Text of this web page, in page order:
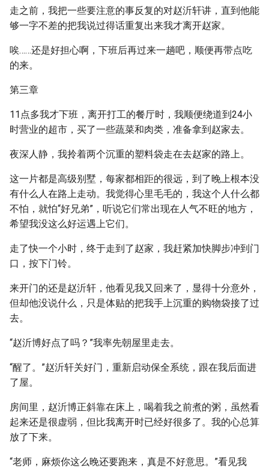
走之前，我把一些要注意的事反复的对赵沂轩讲，直到他能
够一字不差的把我说过得话重复出来我才离开赵家。
唉……还是好担心啊，下班后再过来一趟吧，顺便再带点吃
的来。
第三章
11点多我才下班，离开打工的餐厅时，我顺便绕道到24小
时营业的超市，买了一些蔬菜和肉类，准备拿到赵家去。
夜深人静，我拎着两个沉重的塑料袋走在去赵家的路上。
这一片都是高级别墅，每家都相距的很远，到了晚上根本没
有什么人在路上走动。我觉得心里毛毛的，我这个人什么都
不怕，就怕“好兄弟”，听说它们常出现在人气不旺的地方，
希望我没这么好运遇上它们。
走了快一个小时，终于走到了赵家，我赶紧加快脚步冲到门
口，按下门铃。
来开门的还是赵沂轩，他看见我又回来了，显得十分意外，
但却他没说什么，只是体贴的把我手上沉重的购物袋接了过
去。
“赵沂博好点了吗？”我率先朝屋里走去。
“醒了。”赵沂轩关好门，重新启动保全系统，跟在我后面进
了屋。
房间里，赵沂博正斜靠在床上，喝着我之前煮的粥，虽然看
起来还是很虚弱，但比我离开时已经好很多了。我的心总算
放了下来。
“老师，麻烦你这么晚还要跑来，真是不好意思。”看见我